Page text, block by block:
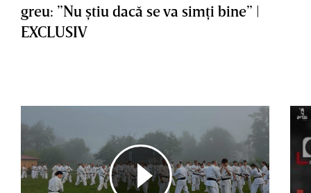
greu: ”Nu ştiu dacă se va simţi bine” |
EXCLUSIV